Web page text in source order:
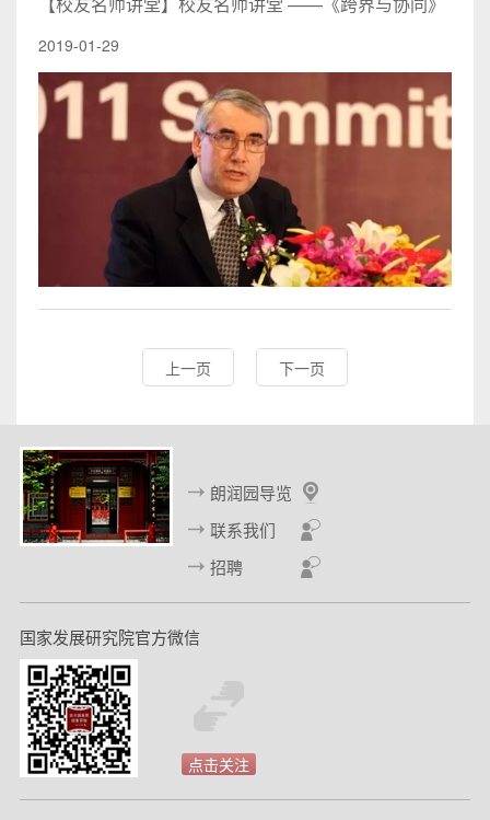
2019-01-29
上一页 下一页
朗润园导览
联系我们
招聘
国家发展研究院官方微信
点击关注